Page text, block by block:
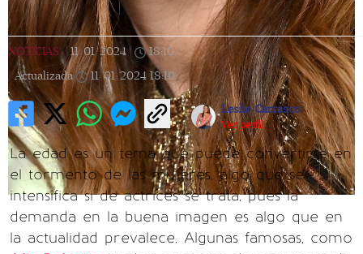
NOTICIAS 11/01/2024 | 18:10
Actualizada
11/01/2024 18:10
Leslie Carrasco
Ver perfil
La edad es un tema que puede convertirse en
el tormento de las mujeres, algo que se
intensifica si de actrices se trata, pues la
demanda en la buena imagen es algo que en
la actualidad prevalece. Algunas famosas, como